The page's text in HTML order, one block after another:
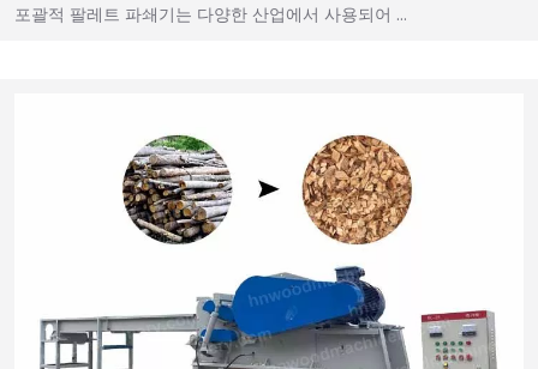
포괄적 팔레트 파쇄기는 다양한 산업에서 사용되어 …